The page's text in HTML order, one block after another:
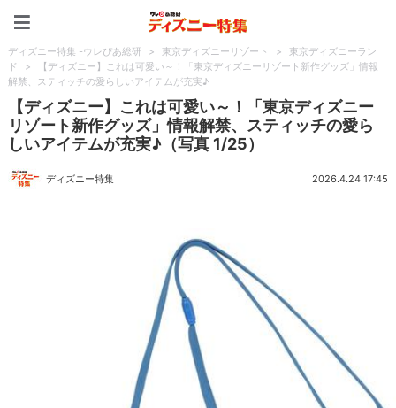
ディズニー特集 -ウレぴあ総研 > 東京ディズニーリゾート >
東京ディズニーラン
ド
>
【ディズニー】これは可愛い～！「東京ディズニーリゾート新作グッズ」情報
解禁、スティッチの愛らしいアイテムが充実♪
【ディズニー】これは可愛い～！「東京ディズニー
リゾート新作グッズ」情報解禁、スティッチの愛ら
しいアイテムが充実♪（写真 1/25）
ディズニー特集 2026.4.24 17:45